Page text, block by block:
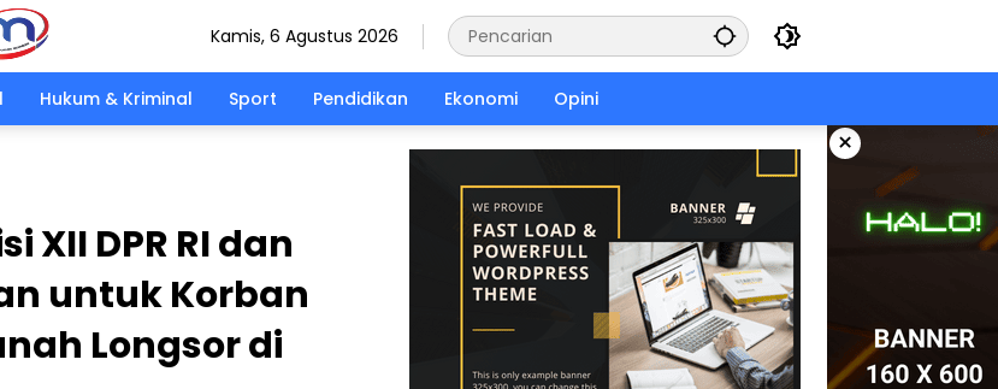
Kamis, 6 Agustus 2026
Hukum & Kriminal Sport Pendidikan Ekonomi Opini
×
XII DPR RI dan
untuk Korban
Longsor di